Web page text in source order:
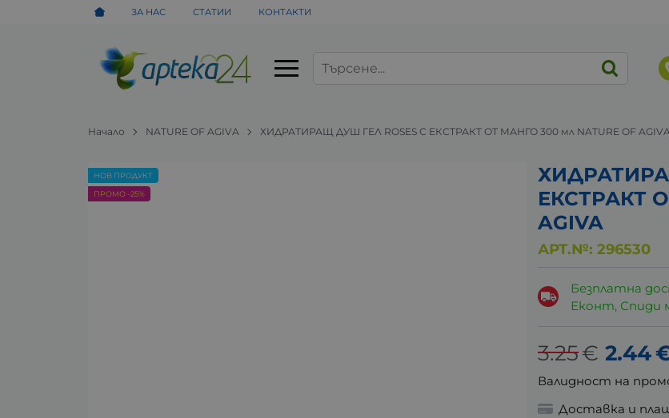
ЗА НАС СТАТИИ КОНТАКТИ
Начало NATURE OF AGIVA ХИДРАТИРАЩ ДУШ ГЕЛ ROSES С ЕКСТРАКТ ОТ МАНГО 300 мл NATURE OF AGIVA
ЕКСТРАКТ
AGIVA
АРТ.№: 296530
НОВ ПРОДУКТ
ПРОМО -25%
Безплатна
Еконт, Спиди
3.25€ 2.44
Валидност на
Доставка и